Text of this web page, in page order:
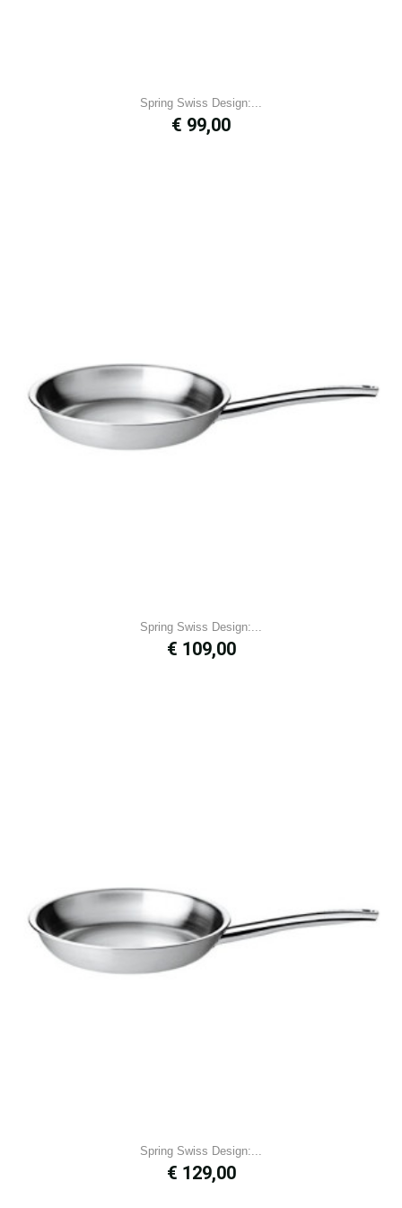
Spring Swiss Design:...
Prijs
€ 99,00
Spring Swiss Design:...
Prijs
€ 109,00
Spring Swiss Design:...
Prijs
€ 129,00